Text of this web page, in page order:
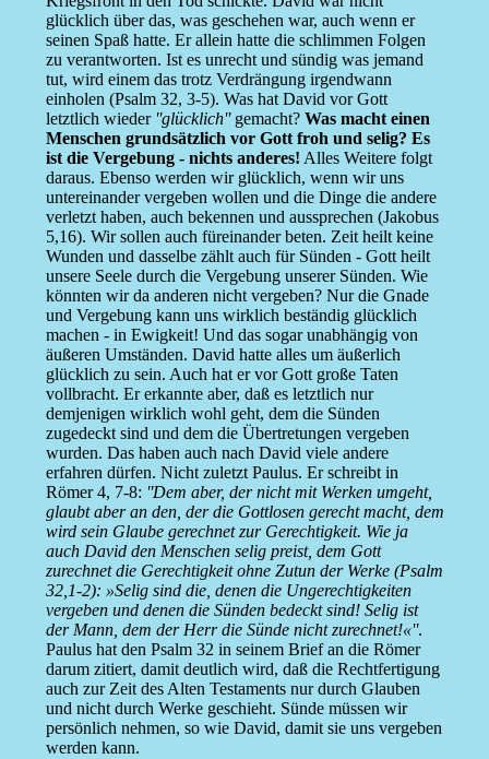
glücklich über das, was geschehen war, auch wenn er
seinen Spaß hatte. Er allein hatte die schlimmen Folgen
zu verantworten. Ist es unrecht und sündig was jemand
tut, wird einem das trotz Verdrängung irgendwann
einholen (Psalm 32, 3-5). Was hat David vor Gott
letztlich wieder ''glücklich''gemacht? Was macht einen
Menschen grundsätzlich vor Gott froh und selig? Es
ist die Vergebung - nichts anderes! Alles Weitere folgt
daraus. Ebenso werden wir glücklich, wenn wir uns
untereinander vergeben wollen und die Dinge die andere
verletzt haben, auch bekennen und aussprechen (Jakobus
5,16). Wir sollen auch füreinander beten. Zeit heilt keine
Wunden und dasselbe zählt auch für Sünden - Gott heilt
unsere Seele durch die Vergebung unserer Sünden. Wie
könnten wir da anderen nicht vergeben? Nur die Gnade
und Vergebung kann uns wirklich beständig glücklich
machen - in Ewigkeit! Und das sogar unabhängig von
äußeren Umständen. David hatte alles um äußerlich
glücklich zu sein. Auch hat er vor Gott große Taten
vollbracht. Er erkannte aber, daß es letztlich nur
demjenigen wirklich wohl geht, dem die Sünden
zugedeckt sind und dem die Übertretungen vergeben
wurden. Das haben auch nach David viele andere
erfahren dürfen. Nicht zuletzt Paulus. Er schreibt in
Römer 4, 7-8: ''Dem aber, der nicht mit Werken umgeht,
glaubt aber an den, der die Gottlosen gerecht macht, dem
wird sein Glaube gerechnet zur Gerechtigkeit. Wie ja
auch David den Menschen selig preist, dem Gott
zurechnet die Gerechtigkeit ohne Zutun der Werke (Psalm
32,1-2): »Selig sind die, denen die Ungerechtigkeiten
vergeben und denen die Sünden bedeckt sind! Selig ist
der Mann, dem der Herr die Sünde nicht zurechnet!«''.
Paulus hat den Psalm 32 in seinem Brief an die Römer
darum zitiert, damit deutlich wird, daß die Rechtfertigung
auch zur Zeit des Alten Testaments nur durch Glauben
und nicht durch Werke geschieht. Sünde müssen wir
persönlich nehmen, so wie David, damit sie uns vergeben
werden kann.